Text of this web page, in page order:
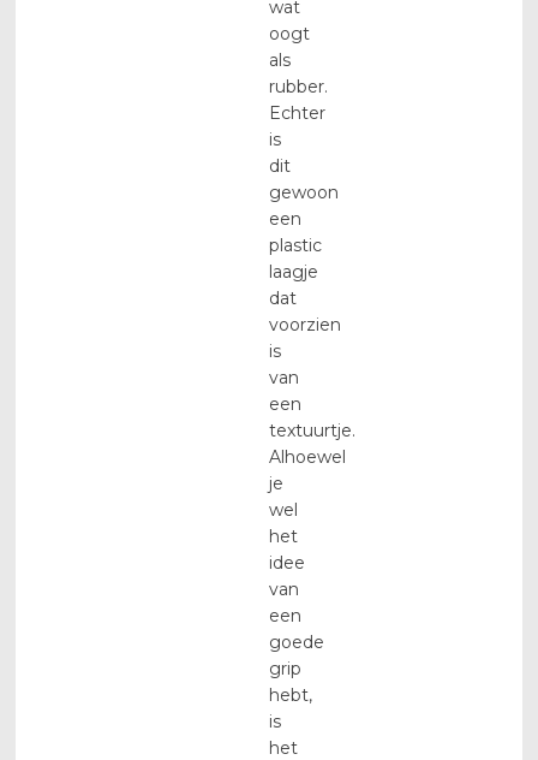
wat
oogt
als
rubber.
Echter
is
dit
gewoon
een
plastic
laagje
dat
voorzien
is
van
een
textuurtje.
Alhoewel
je
wel
het
idee
van
een
goede
grip
hebt,
is
het